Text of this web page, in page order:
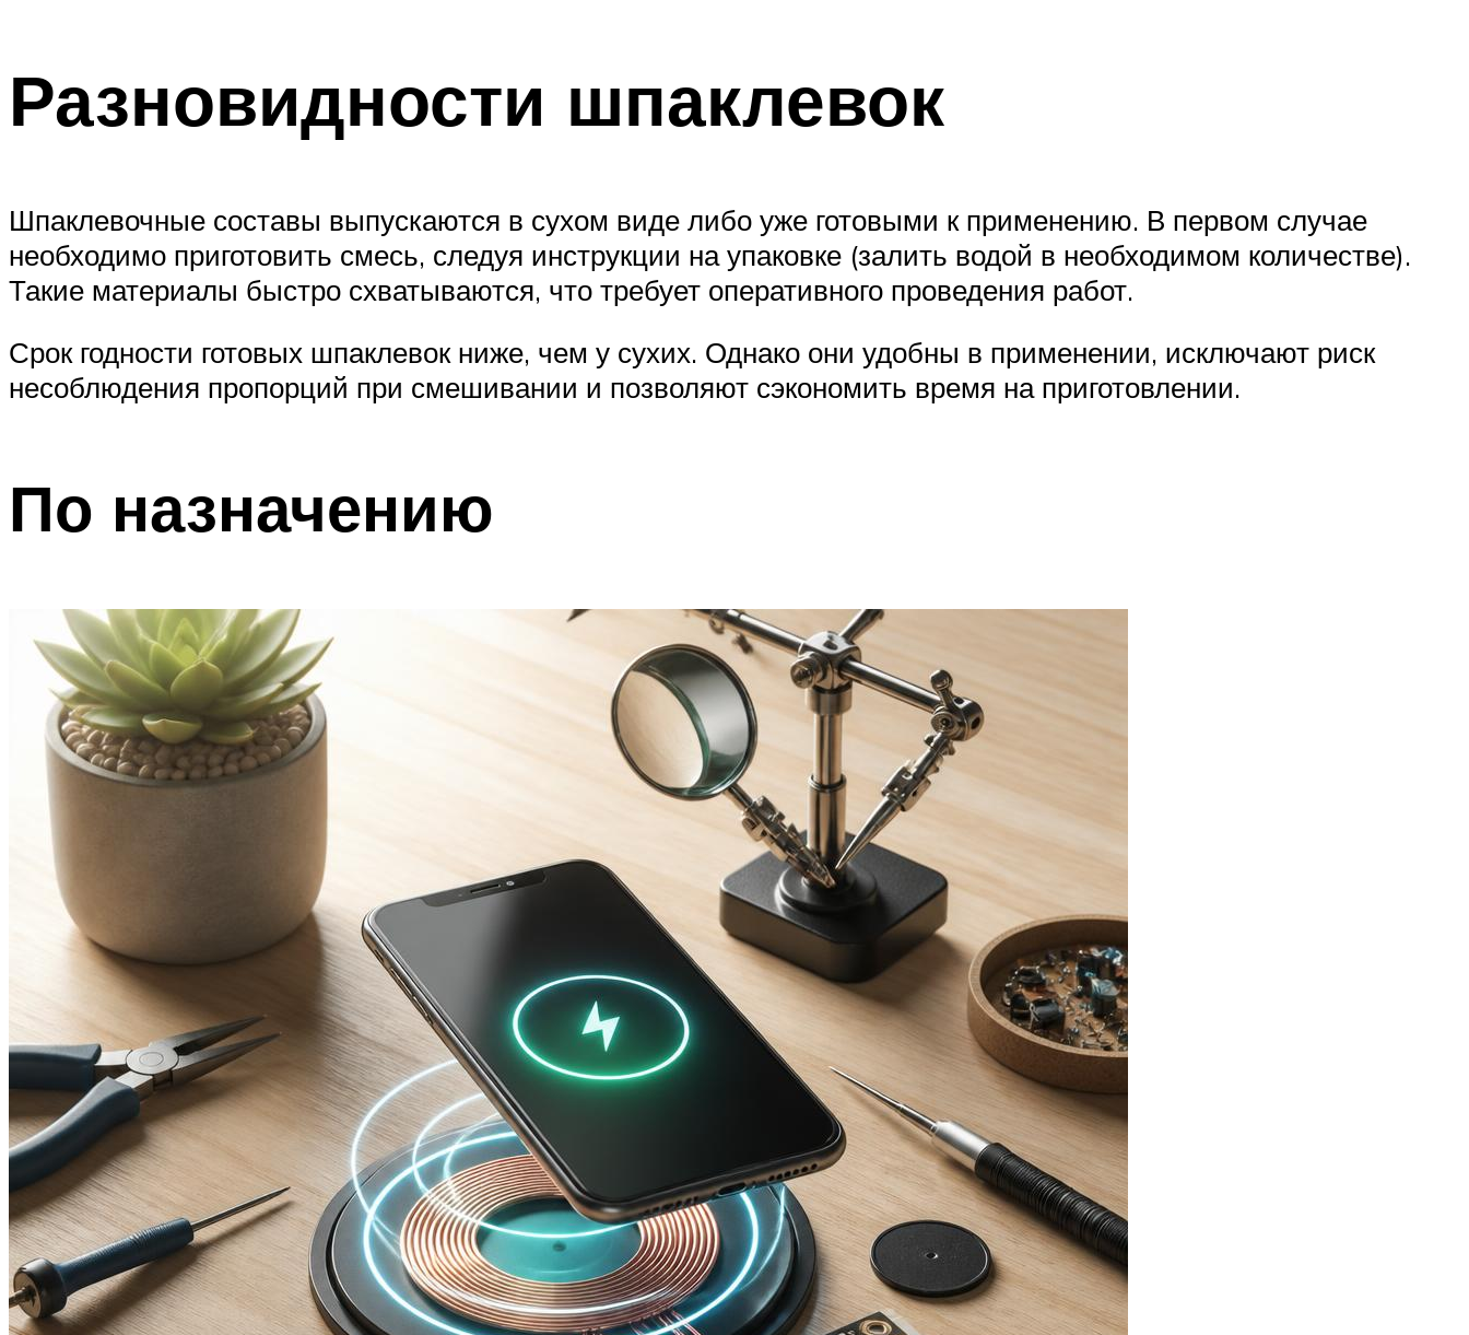
Разновидности шпаклевок
Шпаклевочные составы выпускаются в сухом виде либо уже готовыми к применению. В первом случае
необходимо приготовить смесь, следуя инструкции на упаковке (залить водой в необходимом количестве).
Такие материалы быстро схватываются, что требует оперативного проведения работ.
Срок годности готовых шпаклевок ниже, чем у сухих. Однако они удобны в применении, исключают риск
несоблюдения пропорций при смешивании и позволяют сэкономить время на приготовлении.
По назначению